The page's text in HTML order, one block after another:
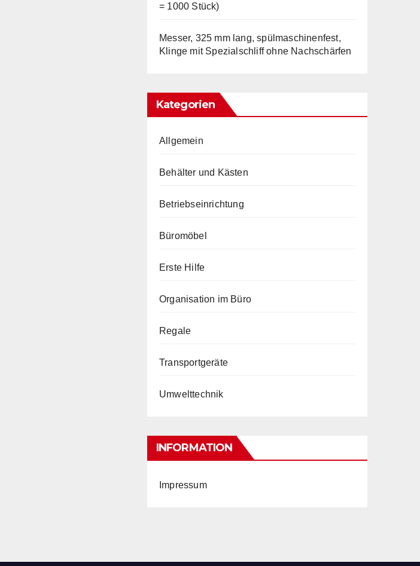
= 1000 Stück)
Messer, 325 mm lang, spülmaschinenfest,
Klinge mit Spezialschliff ohne Nachschärfen
Kategorien
Allgemein
Behälter und Kästen
Betriebseinrichtung
Büromöbel
Erste Hilfe
Organisation im Büro
Regale
Transportgeräte
Umwelttechnik
INFORMATION
Impressum